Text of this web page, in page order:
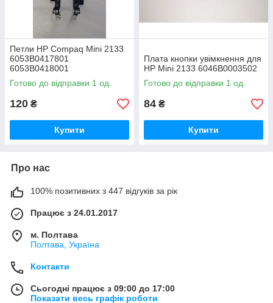
Петли HP Compaq Mini 2133
6053B0417801
6053B0418001
Готово до відправки 1 од.
120 ₴
Купити
Плата кнопки увімкнення для
HP Mini 2133 6046B0003502
Готово до відправки 1 од.
84 ₴
Купити
Про нас
100% позитивних з 447 відгуків за рік
Працює з 24.01.2017
м. Полтава
Полтава, Україна
Контакти
Сьогодні працює з 09:00 до 17:00
Показати весь графік роботи